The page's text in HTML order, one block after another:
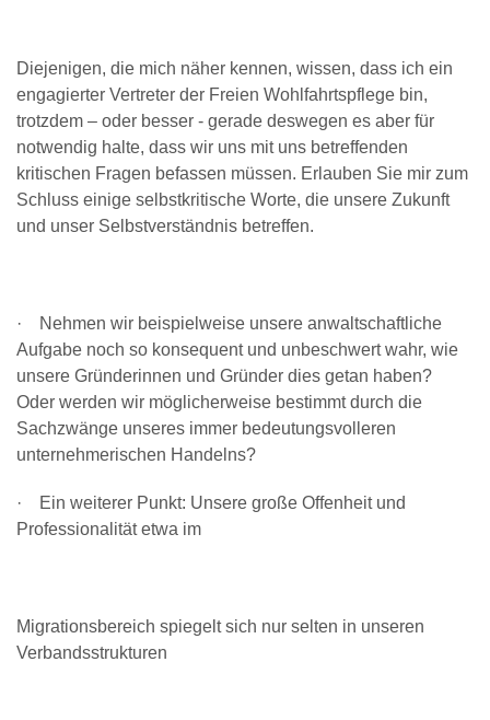
Diejenigen, die mich näher kennen, wissen, dass ich ein
engagierter Vertreter der Freien Wohlfahrtspflege bin,
trotzdem – oder besser - gerade deswegen es aber für
notwendig halte, dass wir uns mit uns betreffenden
kritischen Fragen befassen müssen. Erlauben Sie mir zum
Schluss einige selbstkritische Worte, die unsere Zukunft
und unser Selbstverständnis betreffen.
· Nehmen wir beispielweise unsere anwaltschaftliche
Aufgabe noch so konsequent und unbeschwert wahr, wie
unsere Gründerinnen und Gründer dies getan haben?
Oder werden wir möglicherweise bestimmt durch die
Sachzwänge unseres immer bedeutungsvolleren
unternehmerischen Handelns?
· Ein weiterer Punkt: Unsere große Offenheit und
Professionalität etwa im
Migrationsbereich spiegelt sich nur selten in unseren
Verbandsstrukturen